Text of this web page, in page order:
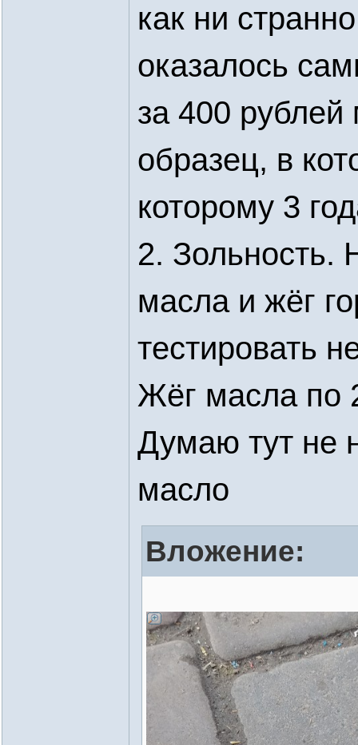
как ни
оказалось
за 400 рублей
образец, в
которому 3
2. Зольность.
масла и жёг
тестировать
Жёг масла по
Думаю тут не
масло
Вложение: